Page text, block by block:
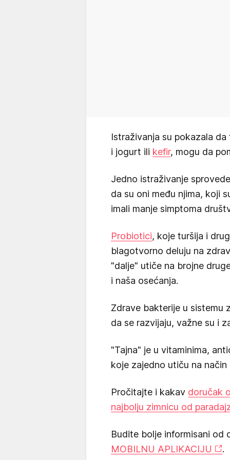
Istraživanja su pokazala
i jogurt ili kefir, mogu da
Jedno istraživanje
da su oni među njima, koji
imali manje simptoma
Probiotici, koje turšija i
blagotvorno deluju na
"dalje" utiče na brojne
i naša osećanja.
Zdrave bakterije u sistemu
da se razvijaju, važne su i
"Tajna" je u vitaminima,
koje zajedno utiču na
Pročitajte i kakav doručak
najbolju zimnicu od
Budite bolje informisani od
MOBILNU APLIKACIJU
.